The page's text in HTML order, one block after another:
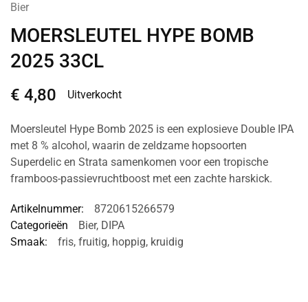
Bier
MOERSLEUTEL HYPE BOMB
2025 33CL
€ 4,80 Uitverkocht
Moersleutel Hype Bomb 2025 is een explosieve Double IPA
met 8 % alcohol, waarin de zeldzame hopsoorten
Superdelic en Strata samenkomen voor een tropische
framboos-passievruchtboost met een zachte harskick.
Artikelnummer:
8720615266579
Categorieën
Bier, DIPA
Smaak:
fris, fruitig, hoppig, kruidig